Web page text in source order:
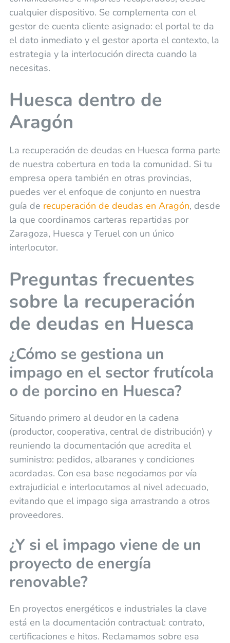
cualquier dispositivo. Se complementa con el
gestor de cuenta cliente asignado: el portal te da
el dato inmediato y el gestor aporta el contexto, la
estrategia y la interlocución directa cuando la
necesitas.
Huesca dentro de
Aragón
La recuperación de deudas en Huesca forma parte
de nuestra cobertura en toda la comunidad. Si tu
empresa opera también en otras provincias,
puedes ver el enfoque de conjunto en nuestra
guía de recuperación de deudas en Aragón, desde
la que coordinamos carteras repartidas por
Zaragoza, Huesca y Teruel con un único
interlocutor.
Preguntas frecuentes
sobre la recuperación
de deudas en Huesca
¿Cómo se gestiona un
impago en el sector frutícola
o de porcino en Huesca?
Situando primero al deudor en la cadena
(productor, cooperativa, central de distribución) y
reuniendo la documentación que acredita el
suministro: pedidos, albaranes y condiciones
acordadas. Con esa base negociamos por vía
extrajudicial e interlocutamos al nivel adecuado,
evitando que el impago siga arrastrando a otros
proveedores.
¿Y si el impago viene de un
proyecto de energía
renovable?
En proyectos energéticos e industriales la clave
está en la documentación contractual: contrato,
certificaciones e hitos. Reclamamos sobre esa